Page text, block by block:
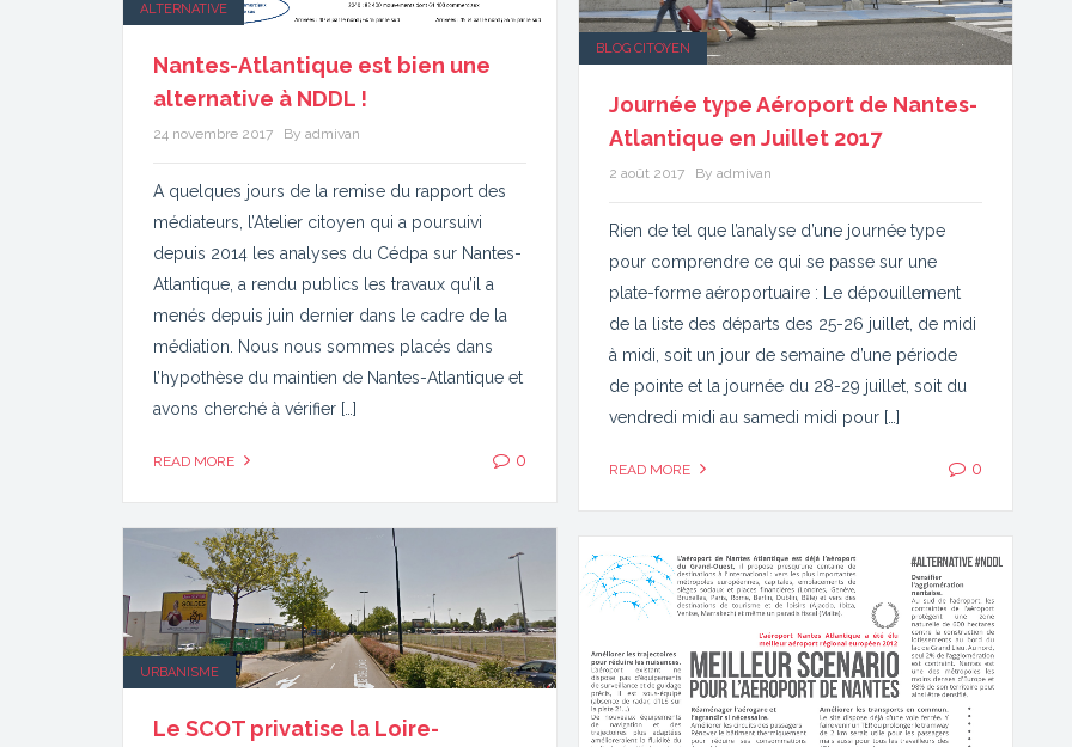
ALTERNATIVE
Nantes-Atlantique est bien une
alternative à NDDL !
24 novembre 2017 By admivan
A quelques jours de la remise du rapport des
médiateurs, l’Atelier citoyen qui a poursuivi
depuis 2014 les analyses du Cédpa sur Nantes-
Atlantique, a rendu publics les travaux qu’il a
menés depuis juin dernier dans le cadre de la
médiation. Nous nous sommes placés dans
l’hypothèse du maintien de Nantes-Atlantique et
avons cherché à vérifier […]
READ MORE 0
BLOG CITOYEN
Journée type Aéroport de Nantes-
Atlantique en Juillet 2017
2 août 2017 By admivan
Rien de tel que l’analyse d’une journée type
pour comprendre ce qui se passe sur une
plate-forme aéroportuaire : Le dépouillement
de la liste des départs des 25-26 juillet, de midi
à midi, soit un jour de semaine d’une période
de pointe et la journée du 28-29 juillet, soit du
vendredi midi au samedi midi pour […]
READ MORE 0
URBANISME
Le SCOT privatise la Loire-